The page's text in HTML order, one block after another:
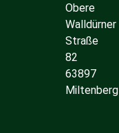
Obere
Walldürner
Straße
82
63897
Miltenberg